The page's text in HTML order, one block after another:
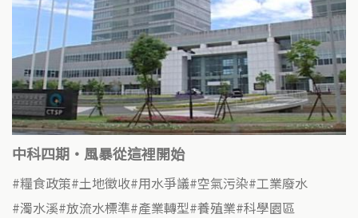
中科四期‧風暴從這裡開始
糧食政策 土地徵收 用水爭議 空氣污染 工業廢水
濁水溪 放流水標準 產業轉型 養殖業 科學園區